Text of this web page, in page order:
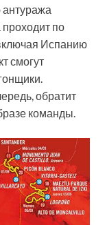
антуража
проходит по
Испанию
смогут
обратит
команды.